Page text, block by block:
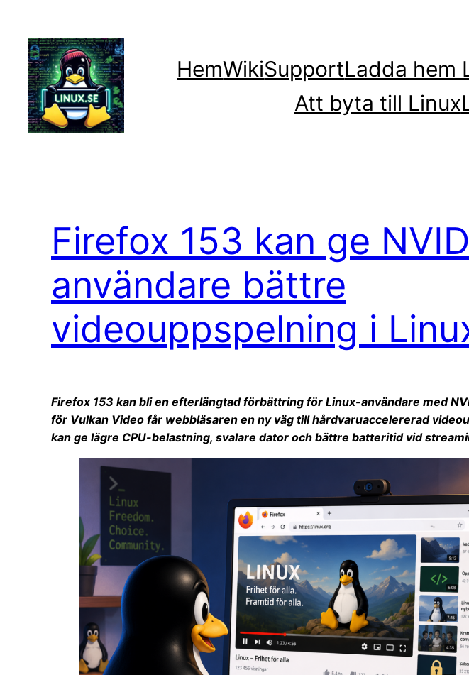
innehåll
HemWikiSupportLadda hem
Att byta till Linux
Firefox 153 kan ge
användare bättre
videouppspelning i
Firefox 153 kan bli en efterlängtad förbättring för Linux-användare med
för Vulkan Video får webbläsaren en ny väg till hårdvaruaccelererad
kan ge lägre CPU-belastning, svalare dator och bättre batteritid vid